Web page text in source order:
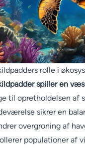
rolle i
spiller en
til opretholdelsen af
sikrer en
overgroning af
populationer af